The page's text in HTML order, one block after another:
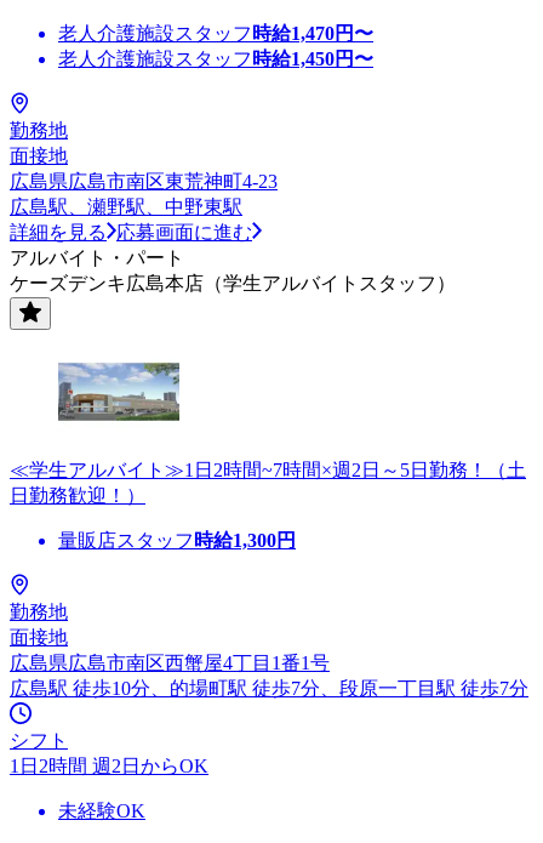
老人介護施設スタッフ 時給1,470円〜
老人介護施設スタッフ 時給1,450円〜
勤務地
面接地
広島県広島市南区東荒神町4-23
広島駅、瀬野駅、中野東駅
詳細を見る
応募画面に進む
アルバイト・パート
ケーズデンキ広島本店（学生アルバイトスタッフ）
≪学生アルバイト≫1日2時間~7時間×週2日～5日勤務！（土
日勤務歓迎！）
量販店スタッフ 時給1,300円
勤務地
面接地
広島県広島市南区西蟹屋4丁目1番1号
広島駅 徒歩10分、的場町駅 徒歩7分、段原一丁目駅 徒歩7分
シフト
1日2時間 週2日からOK
未経験OK